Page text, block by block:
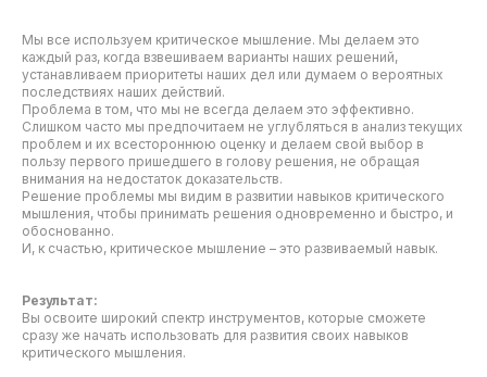
Мы все используем критическое мышление. Мы делаем это
каждый раз, когда взвешиваем варианты наших решений,
устанавливаем приоритеты наших дел или думаем о вероятных
последствиях наших действий.
Проблема в том, что мы не всегда делаем это эффективно.
Слишком часто мы предпочитаем не углубляться в анализ текущих
проблем и их всестороннюю оценку и делаем свой выбор в
пользу первого пришедшего в голову решения, не обращая
внимания на недостаток доказательств.
Решение проблемы мы видим в развитии навыков критического
мышления, чтобы принимать решения одновременно и быстро, и
обоснованно.
И, к счастью, критическое мышление – это развиваемый навык.
Результат:
Вы освоите широкий спектр инструментов, которые сможете
сразу же начать использовать для развития своих навыков
критического мышления.